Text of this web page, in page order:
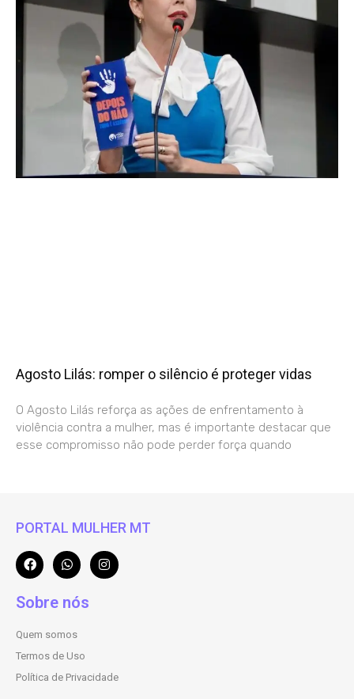
Agosto Lilás: romper o silêncio é proteger vidas
O Agosto Lilás reforça as ações de enfrentamento à
violência contra a mulher, mas é importante destacar que
esse compromisso não pode perder força quando
PORTAL MULHER MT
Sobre nós
Quem somos
Termos de Uso
Política de Privacidade